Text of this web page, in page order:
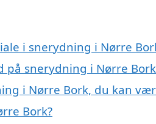
i snerydning i Nørre
snerydning i Nørre Bork
i Nørre Bork, du kan
Bork?